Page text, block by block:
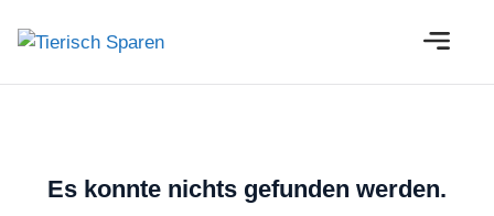
Inhalt
Es konnte nichts gefunden werden.